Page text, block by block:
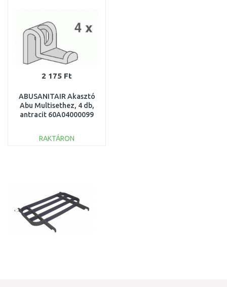
2 175 Ft
ABUSANITAIR Akasztó
Abu Multisethez, 4 db,
antracit 60A04000099
RAKTÁRON